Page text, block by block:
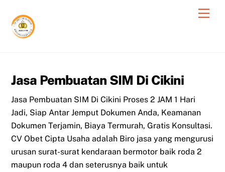
content
Jasa Pembuatan SIM Di Cikini
Jasa Pembuatan SIM Di Cikini Proses 2 JAM 1 Hari
Jadi, Siap Antar Jemput Dokumen Anda, Keamanan
Dokumen Terjamin, Biaya Termurah, Gratis Konsultasi.
CV Obet Cipta Usaha adalah Biro jasa yang mengurusi
urusan surat-surat kendaraan bermotor baik roda 2
maupun roda 4 dan seterusnya baik untuk